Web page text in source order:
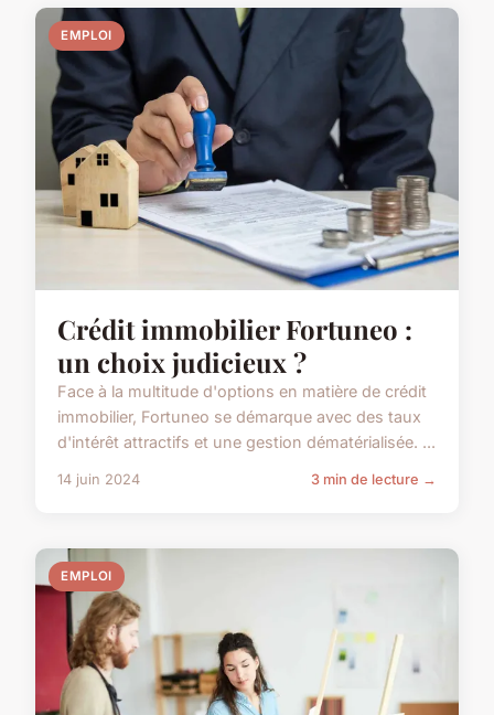
EMPLOI
Crédit immobilier Fortuneo :
un choix judicieux ?
Face à la multitude d'options en matière de crédit
immobilier, Fortuneo se démarque avec des taux
d'intérêt attractifs et une gestion dématérialisée. ...
14 juin 2024 3 min de lecture →
EMPLOI